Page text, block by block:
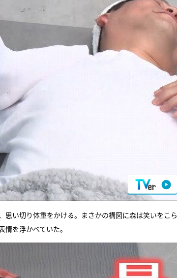
い切り体重をかける。まさかの構図に森は笑いをこら
を浮かべていた。